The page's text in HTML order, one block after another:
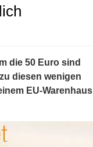
die 50 Euro sind
diesen wenigen
EU-Warenhaus